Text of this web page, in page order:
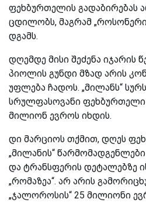
ფეხბურთელის გადაბირებას
ცდილობს, მაგრამ
დგამს.
დღემდე მისი შეძენა იჯარის
პიოლის გუნდი მზად არის
უფლება ჩადოს. „მილანს“
სრულფასოვანი ფეხბურთელი
მილიონ ევროს იხდის.
დი მარციოს თქმით, დღეს
„მილანის“
და ტრანსფერის დეტალებზე
„რომაზეა“. არ არის
„ჯალოროსის“ 25 მილიონი